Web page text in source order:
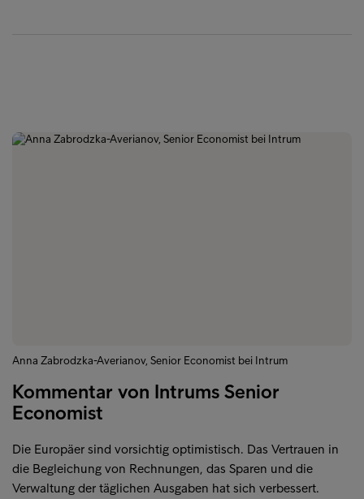
Anna Zabrodzka-Averianov, Senior Economist bei Intrum
Kommentar von Intrums Senior
Economist
Die Europäer sind vorsichtig optimistisch. Das Vertrauen in
die Begleichung von Rechnungen, das Sparen und die
Verwaltung der täglichen Ausgaben hat sich verbessert.